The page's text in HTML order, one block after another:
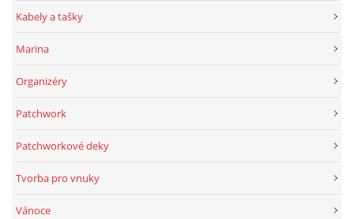
Kabely a tašky
Marina
Organizéry
Patchwork
Patchworkové deky
Tvorba pro vnuky
Vánoce